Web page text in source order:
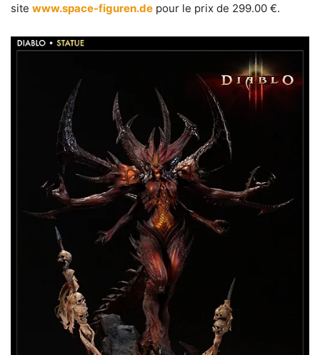
site www.space-figuren.de pour le prix de 299.00 €.